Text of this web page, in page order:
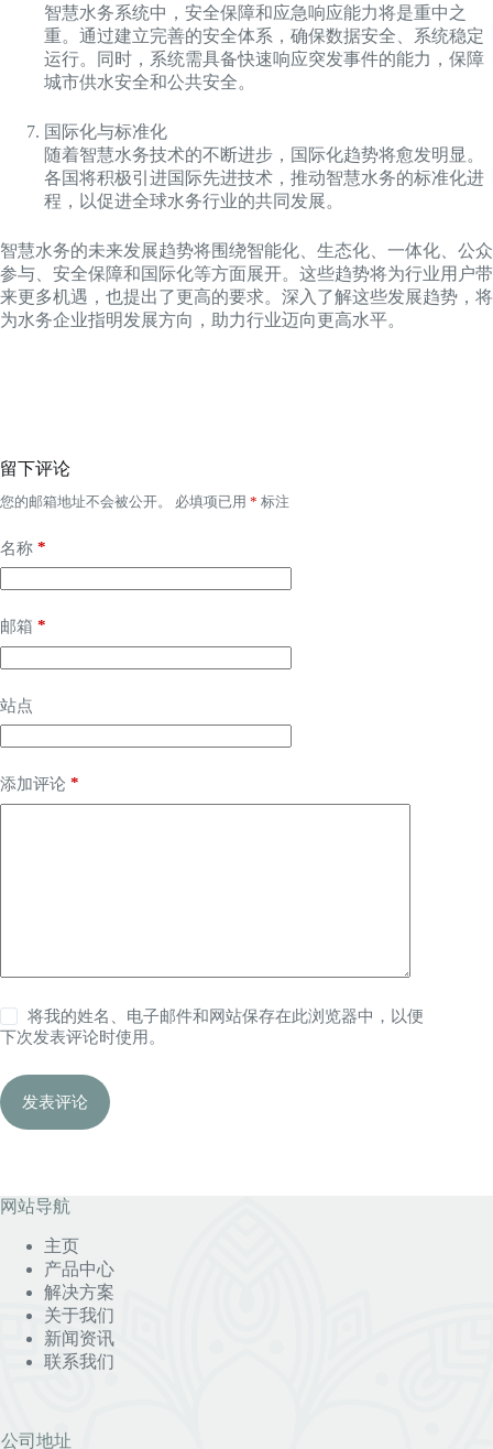
智慧水务系统中，安全保障和应急响应能力将是重中之
重。通过建立完善的安全体系，确保数据安全、系统稳定
运行。同时，系统需具备快速响应突发事件的能力，保障
城市供水安全和公共安全。
国际化与标准化
随着智慧水务技术的不断进步，国际化趋势将愈发明显。
各国将积极引进国际先进技术，推动智慧水务的标准化进
程，以促进全球水务行业的共同发展。
智慧水务的未来发展趋势将围绕智能化、生态化、一体化、公众
参与、安全保障和国际化等方面展开。这些趋势将为行业用户带
来更多机遇，也提出了更高的要求。深入了解这些发展趋势，将
为水务企业指明发展方向，助力行业迈向更高水平。
留下评论
您的邮箱地址不会被公开。 必填项已用 * 标注
名称 *
邮箱 *
站点
添加评论 *
将我的姓名、电子邮件和网站保存在此浏览器中，以便
下次发表评论时使用。
发表评论
网站导航
主页
产品中心
解决方案
关于我们
新闻资讯
联系我们
公司地址